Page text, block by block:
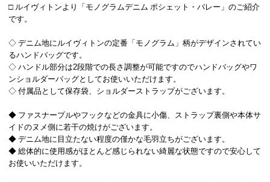
□ ルイヴィトンより「モノグラムデニム ポシェット・バレー」のご紹介
です。
◇ デニム地にルイヴィトンの定番「モノグラム」柄がデザインされてい
るハンドバッグです。
◇ ハンドル部分は2段階での長さ調整が可能ですのでハンドバッグやワ
ンショルダーバッグとしてお使いいただけます。
◇ 付属品として保存袋、ショルダーストラップがございます。
◆ ファスナープルやフックなどの金具に小傷、ストラップ裏側や本体サ
イドのヌメ側に若干の焼けがございます。
◆ デニム地に目立たない程度の僅かな毛羽立ちがございます。
◆ 総体的に使用感がほとんど感じられない綺麗な状態ですので安心して
お使いいただけます。